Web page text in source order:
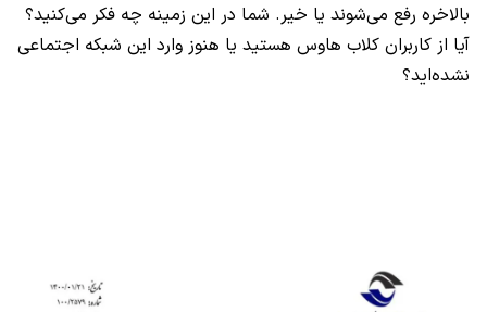
بالاخره رفع می‌شوند یا خیر. شما در این زمینه چه فکر می‌کنید؟
آیا از کاربران کلاب هاوس هستید یا هنوز وارد این شبکه اجتماعی
نشده‌اید؟